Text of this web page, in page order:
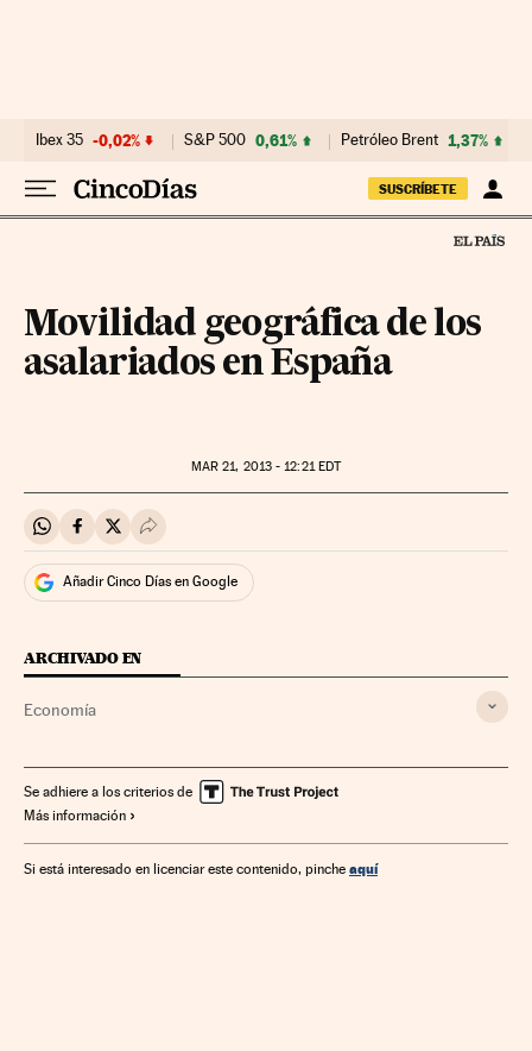
Ibex 35 -0,02% S&P 500 0,61% Petróleo Brent 1,37%
SUSCRÍBETE
Movilidad geográfica de los
asalariados en España
MAR 21, 2013 - 12:21 EDT
Compartir en Whatsapp
Compartir en Facebook
Compartir en Twitter
Desplegar Redes Sociales
Añadir Cinco Días en Google
ARCHIVADO EN
Economía
Se adhiere a los criterios de
Más información
Si está interesado en licenciar este contenido, pinche aquí